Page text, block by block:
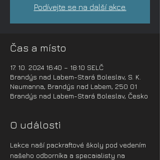
Podívejte se na další akce.
Čas a místo
17. 10. 2024 16:40 – 18:10 SELČ
Brandýs nad Labem-Stará Boleslav, S. K.
Neumanna, Brandýs nad Labem, 250 01
Brandýs nad Labem-Stará Boleslav, Česko
O události
Lekce naší packraftové školy pod vedením
našeho odborníka a specaialisty na